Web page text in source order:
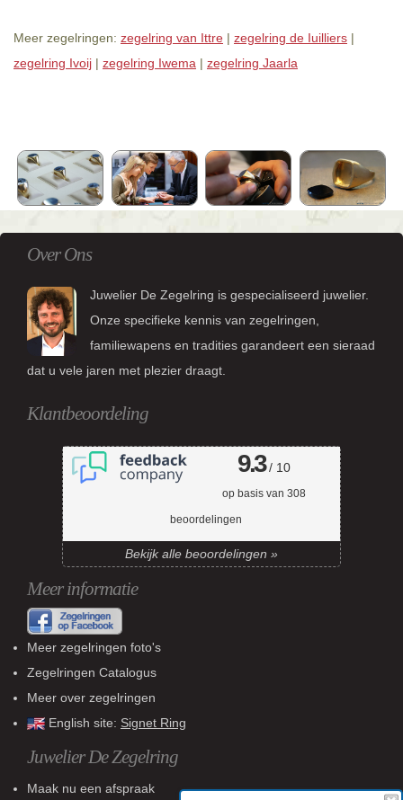
Meer zegelringen: zegelring van Ittre | zegelring de Iuilliers |
zegelring Ivoij | zegelring Iwema | zegelring Jaarla
Over Ons
Juwelier De Zegelring is gespecialiseerd juwelier.
Onze specifieke kennis van zegelringen,
familiewapens en tradities garandeert een sieraad
dat u vele jaren met plezier draagt.
Klantbeoordeling
9.3/ 10
op basis van 308
beoordelingen
Bekijk alle beoordelingen »
Meer informatie
Meer zegelringen foto's
Zegelringen Catalogus
Meer over zegelringen
English site: Signet Ring
Juwelier De Zegelring
Maak nu een afspraak